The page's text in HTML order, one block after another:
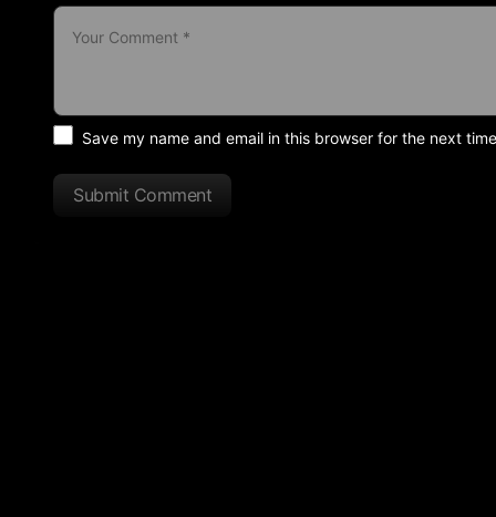
Save my name and email in this browser for the next
Submit Comment